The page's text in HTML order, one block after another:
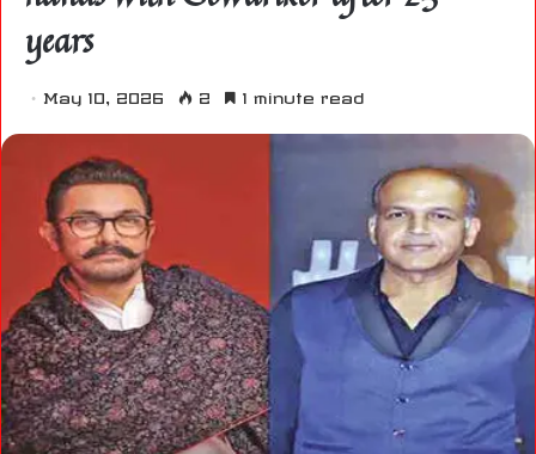
years
May 10, 2026 2 1 minute read